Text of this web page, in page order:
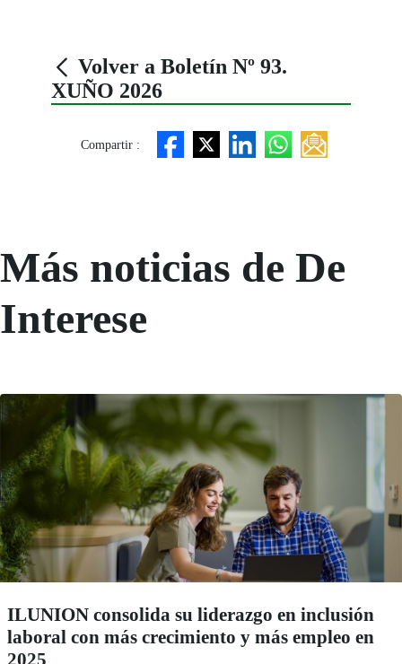
Volver a Boletín Nº 93.
XUÑO 2026
Compartir :
Más noticias de De
Interese
ILUNION consolida su liderazgo en inclusión
laboral con más crecimiento y más empleo en